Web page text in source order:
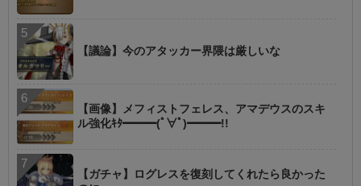
【議論】今のアタッカー界隈は厳しいな
【画像】メフィストフェレス、アマデウスのスキ
ル強化ｷﾀ━━━(ﾟ∀ﾟ)━━━!!
【ガチャ】ログレスを復刻してくれたら良かった